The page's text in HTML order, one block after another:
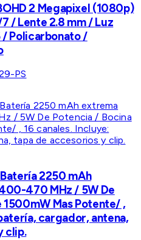
2 Megapixel (1080p)
/ Lente 2.8 mm / Luz
/ Policarbonato /
PS
2250 mAh
470 MHz / 5W De
Mas Potente/ ,
cargador, antena,
clip.